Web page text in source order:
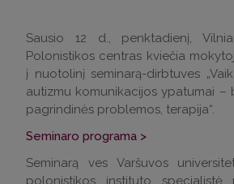
Sausio 12 d., penktadienį,
Polonistikos centras kviečia
į nuotolinį seminarą-dirbtuves
autizmu komunikacijos ypatumai –
pagrindinės problemos, terapija“.
Seminaro programa >
Seminarą ves Varšuvos
polonistikos instituto